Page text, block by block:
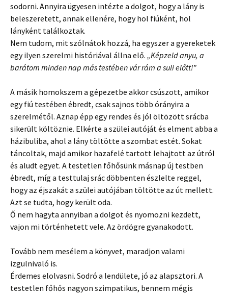
sodorni. Annyira ügyesen intézte a dolgot, hogy a lány is
beleszeretett, annak ellenére, hogy hol fiúként, hol
lányként találkoztak.
Nem tudom, mit szólnátok hozzá, ha egyszer a gyereketek
egy ilyen szerelmi históriával állna elő. „Képzeld anyu, a
barátom minden nap más testében vár rám a suli előtt!”
A másik homokszem a gépezetbe akkor csúszott, amikor
egy fiú testében ébredt, csak sajnos több órányira a
szerelmétől. Aznap épp egy rendes és jól öltözött srácba
sikerült költöznie. Elkérte a szülei autóját és elment abba a
házibuliba, ahol a lány töltötte a szombat estét. Sokat
táncoltak, majd amikor hazafelé tartott lehajtott az útról
és aludt egyet. A testetlen főhősünk másnap új testben
ébredt, míg a testtulaj srác döbbenten észlelte reggel,
hogy az éjszakát a szülei autójában töltötte az út mellett.
Azt se tudta, hogy került oda.
Ő nem hagyta annyiban a dolgot és nyomozni kezdett,
vajon mi történhetett vele. Az ördögre gyanakodott.
Tovább nem mesélem a könyvet, maradjon valami
izgulnivaló is.
Érdemes elolvasni. Sodró a lendülete, jó az alapsztori. A
testetlen főhős nagyon szimpatikus, bennem mégis